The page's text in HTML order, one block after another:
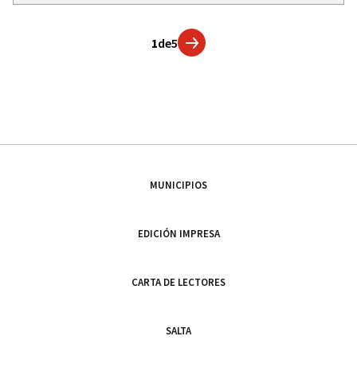
1de5
MUNICIPIOS
EDICIÓN IMPRESA
CARTA DE LECTORES
SALTA